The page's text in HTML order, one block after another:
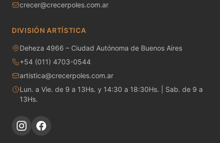
MAYCO STROKE & COAT
Metales preciosos y luestres
Moldes de yeso
crecer@crecerpoles.com.ar
DIVISIÓN ARTÍSTICA
Deheza 4966 – Ciudad Autónoma de Buenos Aires
+54 (011) 4703-0544
artistica@crecerpoles.com.ar
Lun. a Vie. de 9 a 13Hs. y 14:30 a 18:30Hs. | Sab. de 9 a
13Hs.